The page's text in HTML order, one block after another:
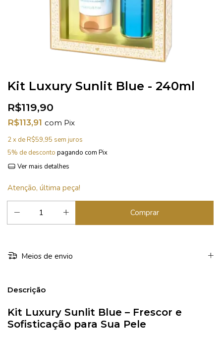
Kit Luxury Sunlit Blue - 240ml
R$119,90
R$113,91 com Pix
2x deR$59,95 sem juros
5% de desconto pagando com Pix
Ver mais detalhes
Atenção, última peça!
Meios de envio
Descrição
Kit Luxury Sunlit Blue – Frescor e
Sofisticação para Sua Pele